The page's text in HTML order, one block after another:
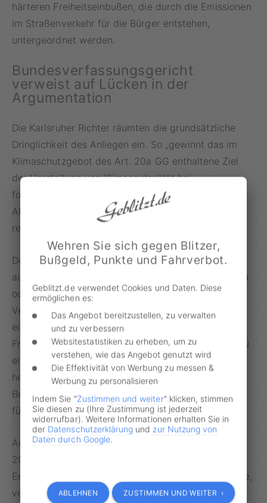
härteren Freiheitseinbußen, die durch die Emissionen
im Straßenverkehr für die Bürger entstehen,
untergeordnet werden.
Bundesverfassungsgericht
verweist auf Lücken in der
Argumentation
Die Karlsruher Richter räumten die grundsätzliche
Dringlichkeit des Anliegen ein. So „gewinnt das im
Klimaschutzgebot des Art. 20a GG enthaltene Ziel
der Herstellung von Klimaneutralität bei
fortschreitendem Klimawandel in allen
Abwägungsentscheidungen des Staates weiter an
relativem Gewicht.“
Doch die Beschwerdeführer würden nicht
ausreichend darlegen, „dass gesetzliche Regelungen
oder gesetzgeberisches Unterlassen im
Verkehrssektor, hier das Fehlen eines Tempolimits,
eingriffsähnliche Vorwirkung auf ihre
Freiheitsgrundrechte entfalten könnten, indem sie zu
einem späteren Zeitpunkt unausweichlich zu aus
heutiger Sicht unverhältnismäßigen staatlichen
Beschränkungen grundrechtlich geschützter Freiheit
führten.“
Auch, dass „die im Klimaschutzgesetz bis zum Jahr
2030 dem Verkehrssektor zugewiesene
Emissionsmenge aktuell zu schnell aufgezehrt werde,
vermag eine eingriffsähnliche Vorwirkung des
Wehren Sie sich gegen Blitzer,
Bußgeld, Punkte und Fahrverbot.
Geblitzt.de verwendet Cookies und Daten. Diese
ermöglichen es:
Das Angebot bereitzustellen, zu verwalten
und zu verbessern
Websitestatistiken zu erheben, um zu
verstehen, wie das Angebot genutzt wird
Die Effektivität von Werbung zu messen &
Werbung zu personalisieren
Indem Sie "Zustimmen und weiter" klicken, stimmen
Sie diesen zu (Ihre Zustimmung ist jederzeit
widerrufbar). Weitere Informationen erhalten Sie in
der Datenschutzerklärung und zur Nutzung von
Daten durch Google.
ABLEHNEN ZUSTIMMEN UND WEITER ›